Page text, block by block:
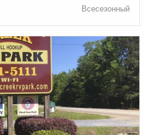
Всесезонный